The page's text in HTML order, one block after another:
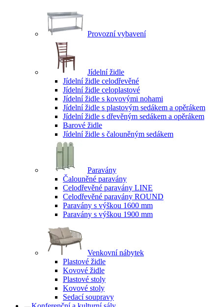
Provozní vybavení
Jídelní židle
Jídelní židle celodřevěné
Jídelní židle celoplastové
Jídelní židle s kovovými nohami
Jídelní židle s plastovým sedákem a opěrákem
Jídelní židle s dřevěným sedákem a opěrákem
Barové židle
Jídelní židle s čalouněným sedákem
Paravány
Čalouněné paravány
Celodřevěné paravány LINE
Celodřevěné paravány ROUND
Paravány s výškou 1600 mm
Paravány s výškou 1900 mm
Venkovní nábytek
Plastové židle
Kovové židle
Plastové stoly
Kovové stoly
Sedací soupravy